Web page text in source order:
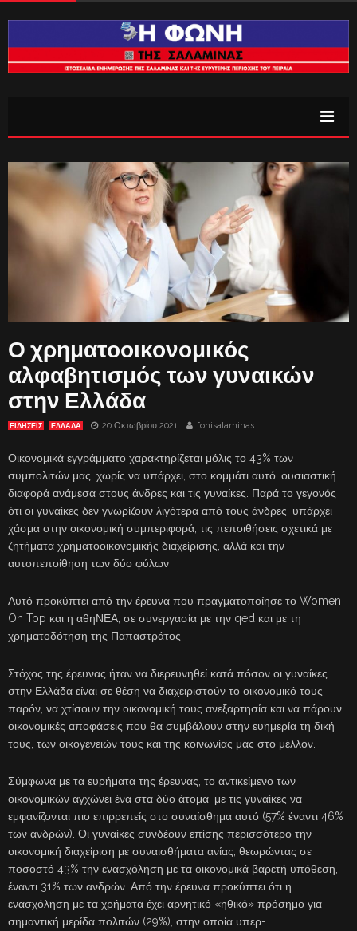
Ο χρηματοοικονομικός
αλφαβητισμός των γυναικών
στην Ελλάδα
ΕΙΔΗΣΕΙΣ ΕΛΛΑΔΑ 20 Οκτωβρίου 2021 fonisalaminas
Οικονομικά εγγράμματο χαρακτηρίζεται μόλις το 43% των
συμπολιτών μας, χωρίς να υπάρχει, στο κομμάτι αυτό, ουσιαστική
διαφορά ανάμεσα στους άνδρες και τις γυναίκες. Παρά το γεγονός
ότι οι γυναίκες δεν γνωρίζουν λιγότερα από τους άνδρες, υπάρχει
χάσμα στην οικονομική συμπεριφορά, τις πεποιθήσεις σχετικά με
ζητήματα χρηματοοικονομικής διαχείρισης, αλλά και την
αυτοπεποίθηση των δύο φύλων
Αυτό προκύπτει από την έρευνα που πραγματοποίησε το Women
On Top και η αθηΝΕΑ, σε συνεργασία με την qed και με τη
χρηματοδότηση της Παπαστράτος.
Στόχος της έρευνας ήταν να διερευνηθεί κατά πόσον οι γυναίκες
στην Ελλάδα είναι σε θέση να διαχειριστούν το οικονομικό τους
παρόν, να χτίσουν την οικονομική τους ανεξαρτησία και να πάρουν
οικονομικές αποφάσεις που θα συμβάλουν στην ευημερία τη δική
τους, των οικογενειών τους και της κοινωνίας μας στο μέλλον.
Σύμφωνα με τα ευρήματα της έρευνας, το αντικείμενο των
οικονομικών αγχώνει ένα στα δύο άτομα, με τις γυναίκες να
εμφανίζονται πιο επιρρεπείς στο συναίσθημα αυτό (57% έναντι 46%
των ανδρών). Οι γυναίκες συνδέουν επίσης περισσότερο την
οικονομική διαχείριση με συναισθήματα ανίας, θεωρώντας σε
ποσοστό 43% την ενασχόληση με τα οικονομικά βαρετή υπόθεση,
έναντι 31% των ανδρών. Από την έρευνα προκύπτει ότι η
ενασχόληση με τα χρήματα έχει αρνητικό «ηθικό» πρόσημο για
σημαντική μερίδα πολιτών (29%), στην οποία υπερ-